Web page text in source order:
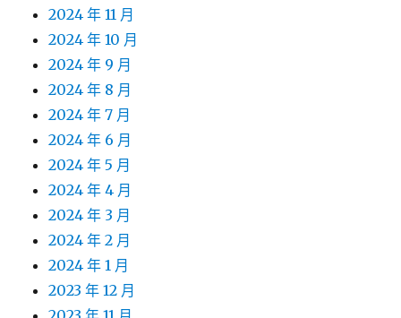
2024 年 11 月
2024 年 10 月
2024 年 9 月
2024 年 8 月
2024 年 7 月
2024 年 6 月
2024 年 5 月
2024 年 4 月
2024 年 3 月
2024 年 2 月
2024 年 1 月
2023 年 12 月